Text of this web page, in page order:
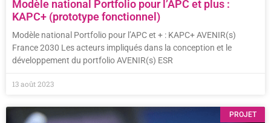
Modèle national Portfolio pour l’APC et plus :
KAPC+ (prototype fonctionnel)
Modèle national Portfolio pour l’APC et + : KAPC+ AVENIR(s)
France 2030 Les acteurs impliqués dans la conception et le
développement du portfolio AVENIR(s) ESR
13 août 2023
PROJET